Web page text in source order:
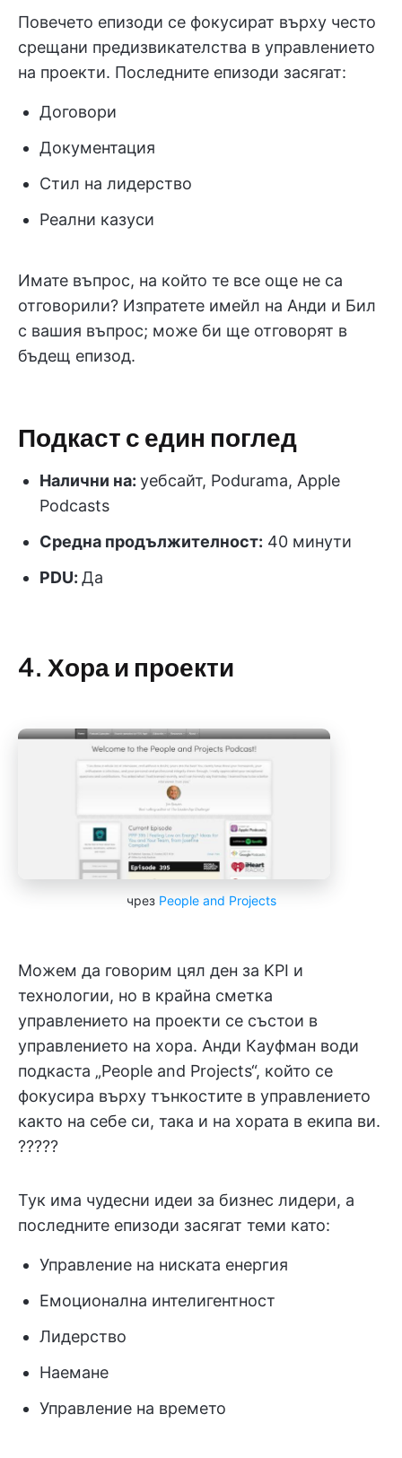
Повечето епизоди се фокусират върху често
срещани предизвикателства в управлението
на проекти. Последните епизоди засягат:
Договори
Документация
Стил на лидерство
Реални казуси
Имате въпрос, на който те все още не са
отговорили? Изпратете имейл на Анди и Бил
с вашия въпрос; може би ще отговорят в
бъдещ епизод.
Подкаст с един поглед
Налични на: уебсайт, Podurama, Apple
Podcasts
Средна продължителност: 40 минути
PDU: Да
4. Хора и проекти
чрез People and Projects
Можем да говорим цял ден за KPI и
технологии, но в крайна сметка
управлението на проекти се състои в
управлението на хора. Анди Кауфман води
подкаста „People and Projects“, който се
фокусира върху тънкостите в управлението
както на себе си, така и на хората в екипа ви.
??‍??‍?
Тук има чудесни идеи за бизнес лидери, а
последните епизоди засягат теми като:
Управление на ниската енергия
Емоционална интелигентност
Лидерство
Наемане
Управление на времето